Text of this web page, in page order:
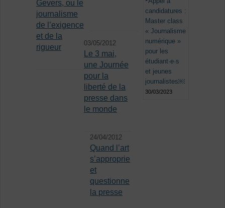
Gevers, ou le
journalisme
de l’exigence
et de la
rigueur
03/05/2012
Le 3 mai,
une Journée
pour la
liberté de la
presse dans
le monde
24/04/2012
Quand l’art
s’approprie
et
questionne
la presse
candidatures :
Master class
« Journalisme
numérique »
pour les
étudiant·e·s
et jeunes
journalistes￼
30/03/2023